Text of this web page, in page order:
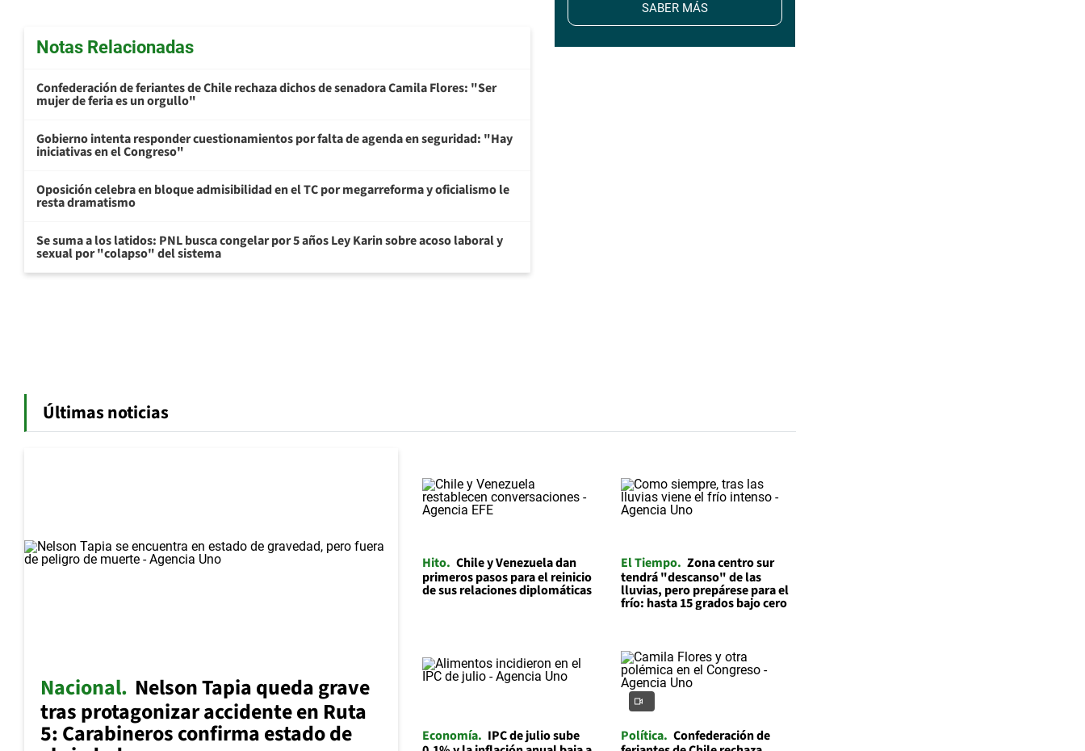
Notas Relacionadas
Confederación de feriantes de Chile rechaza dichos de senadora Camila Flores: "Ser
mujer de feria es un orgullo"
Gobierno intenta responder cuestionamientos por falta de agenda en seguridad: "Hay
iniciativas en el Congreso"
Oposición celebra en bloque admisibilidad en el TC por megarreforma y oficialismo le
resta dramatismo
Se suma a los latidos: PNL busca congelar por 5 años Ley Karin sobre acoso laboral y
sexual por "colapso" del sistema
SABER MÁS
Últimas noticias
Nacional Nelson Tapia queda grave
tras protagonizar accidente en Ruta
5: Carabineros confirma estado de
Hito Chile y Venezuela dan
primeros pasos para el reinicio
de sus relaciones diplomáticas
El Tiempo Zona centro sur
tendrá "descanso" de las
lluvias, pero prepárese para el
frío: hasta 15 grados bajo cero
Economía
IPC de julio sube
Política Confederación de